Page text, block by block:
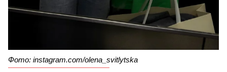
Фото: instagram.com/olena_svitlytska